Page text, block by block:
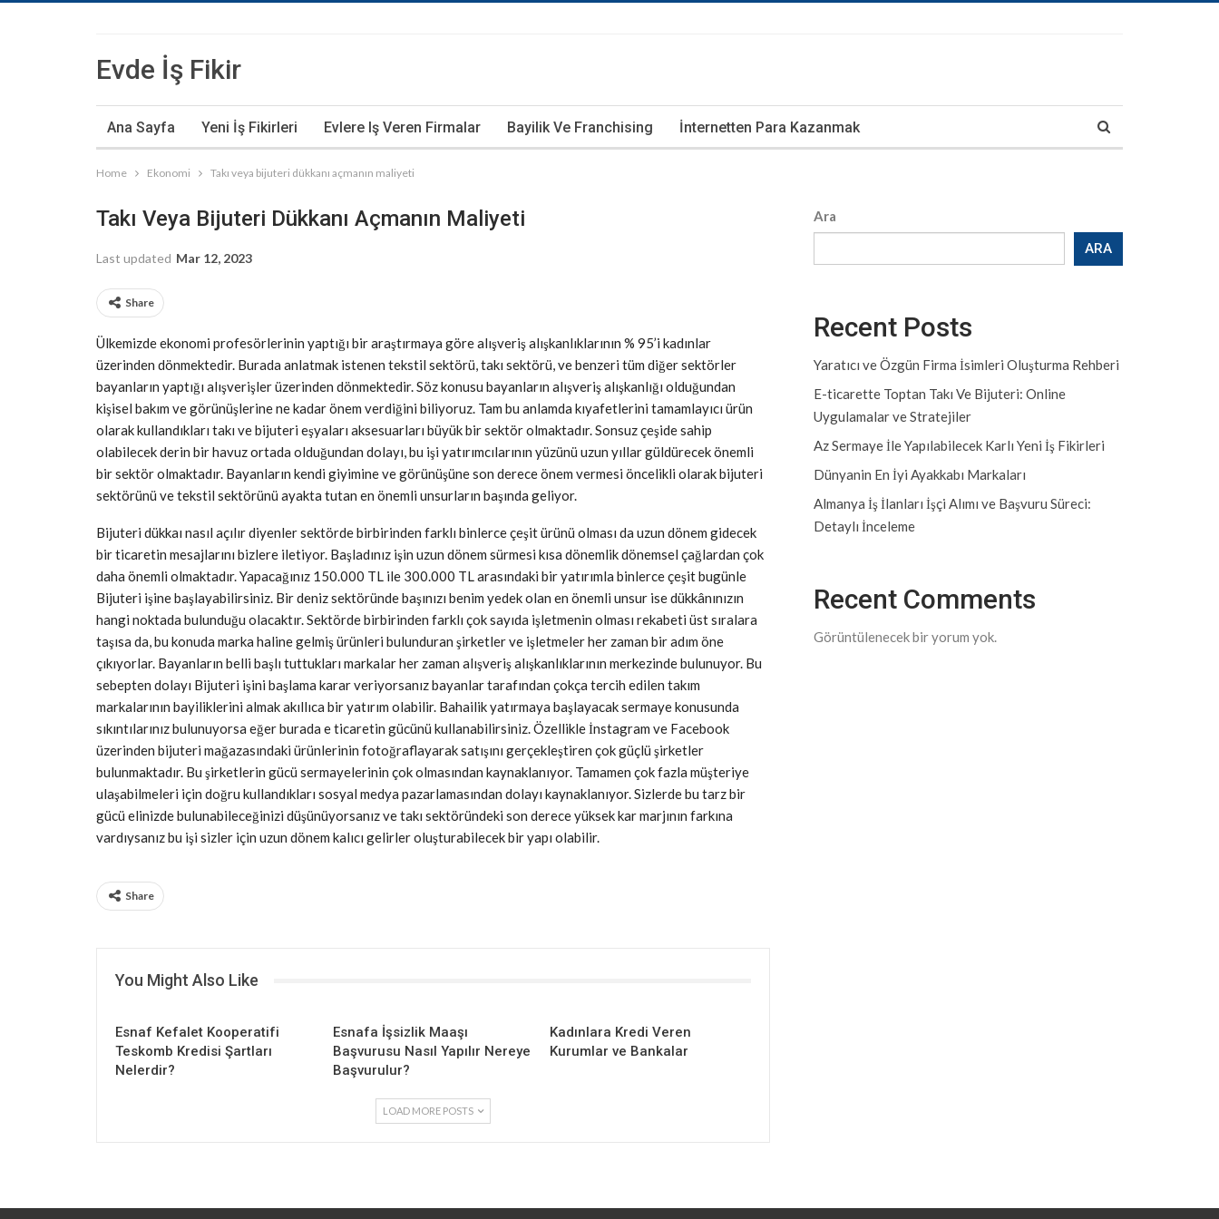
Evde İş Fikir
Ana Sayfa Yeni İş Fikirleri Evlere Iş Veren Firmalar Bayilik Ve Franchising İnternetten Para Kazanmak
Home Ekonomi Takı veya bijuteri dükkanı açmanın maliyeti
Takı Veya Bijuteri Dükkanı Açmanın Maliyeti
Last updated Mar 12, 2023
Share
Ülkemizde ekonomi profesörlerinin yaptığı bir araştırmaya göre alışveriş alışkanlıklarının % 95’i kadınlar
üzerinden dönmektedir. Burada anlatmak istenen tekstil sektörü, takı sektörü, ve benzeri tüm diğer sektörler
bayanların yaptığı alışverişler üzerinden dönmektedir. Söz konusu bayanların alışveriş alışkanlığı olduğundan
kişisel bakım ve görünüşlerine ne kadar önem verdiğini biliyoruz. Tam bu anlamda kıyafetlerini tamamlayıcı ürün
olarak kullandıkları takı ve bijuteri eşyaları aksesuarları büyük bir sektör olmaktadır. Sonsuz çeşide sahip
olabilecek derin bir havuz ortada olduğundan dolayı, bu işi yatırımcılarının yüzünü uzun yıllar güldürecek önemli
bir sektör olmaktadır. Bayanların kendi giyimine ve görünüşüne son derece önem vermesi öncelikli olarak bijuteri
sektörünü ve tekstil sektörünü ayakta tutan en önemli unsurların başında geliyor.
Bijuteri dükkaı nasıl açılır diyenler sektörde birbirinden farklı binlerce çeşit ürünü olması da uzun dönem gidecek
bir ticaretin mesajlarını bizlere iletiyor. Başladınız işin uzun dönem sürmesi kısa dönemlik dönemsel çağlardan çok
daha önemli olmaktadır. Yapacağınız 150.000 TL ile 300.000 TL arasındaki bir yatırımla binlerce çeşit bugünle
Bijuteri işine başlayabilirsiniz. Bir deniz sektöründe başınızı benim yedek olan en önemli unsur ise dükkânınızın
hangi noktada bulunduğu olacaktır. Sektörde birbirinden farklı çok sayıda işletmenin olması rekabeti üst sıralara
taşısa da, bu konuda marka haline gelmiş ürünleri bulunduran şirketler ve işletmeler her zaman bir adım öne
çıkıyorlar. Bayanların belli başlı tuttukları markalar her zaman alışveriş alışkanlıklarının merkezinde bulunuyor. Bu
sebepten dolayı Bijuteri işini başlama karar veriyorsanız bayanlar tarafından çokça tercih edilen takım
markalarının bayiliklerini almak akıllıca bir yatırım olabilir. Bahailik yatırmaya başlayacak sermaye konusunda
sıkıntılarınız bulunuyorsa eğer burada e ticaretin gücünü kullanabilirsiniz. Özellikle İnstagram ve Facebook
üzerinden bijuteri mağazasındaki ürünlerinin fotoğraflayarak satışını gerçekleştiren çok güçlü şirketler
bulunmaktadır. Bu şirketlerin gücü sermayelerinin çok olmasından kaynaklanıyor. Tamamen çok fazla müşteriye
ulaşabilmeleri için doğru kullandıkları sosyal medya pazarlamasından dolayı kaynaklanıyor. Sizlerde bu tarz bir
gücü elinizde bulunabileceğinizi düşünüyorsanız ve takı sektöründeki son derece yüksek kar marjının farkına
vardıysanız bu işi sizler için uzun dönem kalıcı gelirler oluşturabilecek bir yapı olabilir.
Share
You Might Also Like
Esnaf Kefalet Kooperatifi
Teskomb Kredisi Şartları
Nelerdir?
Esnafa İşsizlik Maaşı
Başvurusu Nasıl Yapılır Nereye
Başvurulur?
Kadınlara Kredi Veren
Kurumlar ve Bankalar
LOAD MORE POSTS
Ara
ARA
Recent Posts
Yaratıcı ve Özgün Firma İsimleri Oluşturma Rehberi
E-ticarette Toptan Takı Ve Bijuteri: Online
Uygulamalar ve Stratejiler
Az Sermaye İle Yapılabilecek Karlı Yeni İş Fikirleri
Dünyanin En İyi Ayakkabı Markaları
Almanya İş İlanları İşçi Alımı ve Başvuru Süreci:
Detaylı İnceleme
Recent Comments
Görüntülenecek bir yorum yok.